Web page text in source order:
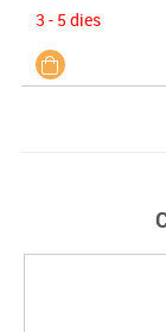
3 - 5 dies